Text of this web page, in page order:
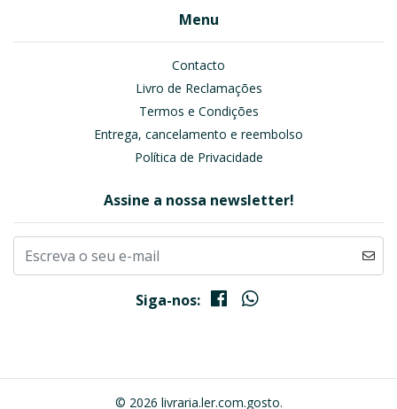
Menu
Contacto
Livro de Reclamações
Termos e Condições
Entrega, cancelamento e reembolso
Política de Privacidade
Assine a nossa newsletter!
Siga-nos:
© 2026 livraria.ler.com.gosto.